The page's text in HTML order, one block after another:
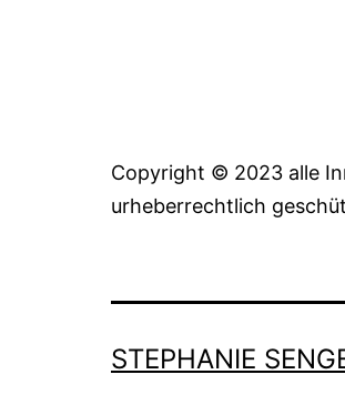
Copyright © 2023 alle
urheberrechtlich
STEPHANIE